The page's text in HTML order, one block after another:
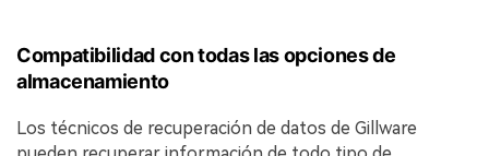
Compatibilidad con todas las opciones de
almacenamiento
Los técnicos de recuperación de datos de Gillware